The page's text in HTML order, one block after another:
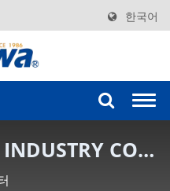
한국어
CO.,